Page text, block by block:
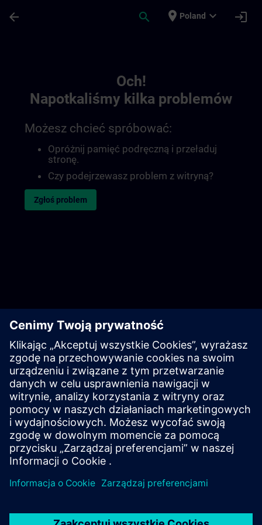
arrow_back search place Poland expand_more login
Och!
Napotkaliśmy kilka problemów
Możesz chcieć spróbować:
Opróżnij pamięć podręczną i przeładuj
stronę.
Czy podejrzewasz problem z witryną?
Zgłoś problem